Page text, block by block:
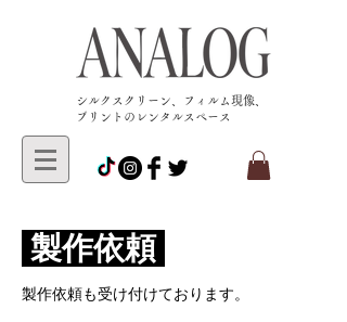
​シルクスクリーン、フィルム現像、
プリントのレンタルスペース
製作依頼
製作依頼も受け付けております。